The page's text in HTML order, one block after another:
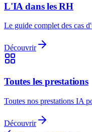
L'IA dans les RH
Le guide complet des cas
Découvrir
Toutes les prestations
Toutes nos prestations IA
Découvrir